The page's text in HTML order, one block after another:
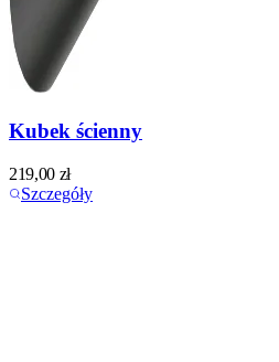
Kubek ścienny
219,00 zł
Szczegóły